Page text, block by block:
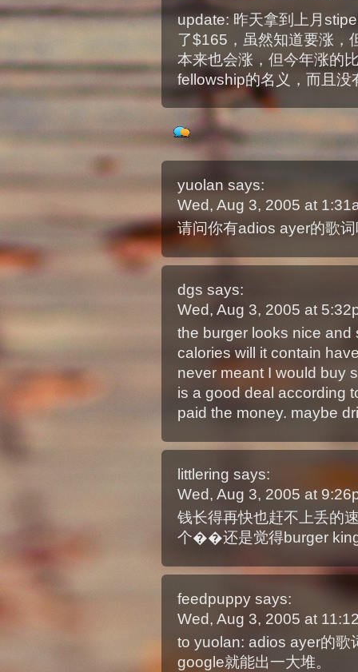
update: 昨天拿到上月
了$165，虽然知道要涨，
本来也会涨，但今年涨的
fellowship的名义，而且
yuolan says:
Wed, Aug 3, 2005 at
请问你有adios ayer的歌
dgs says:
Wed, Aug 3, 2005 at
the burger looks nice
calories will it contain
never meant I would buy
is a good deal according
paid the money. maybe
littlering says:
Wed, Aug 3, 2005 at
钱长得再快也赶不上丢的
个��还是觉得burger
feedpuppy says:
Wed, Aug 3, 2005 at
to yuolan: adios ayer的歌
google就能出一大堆。